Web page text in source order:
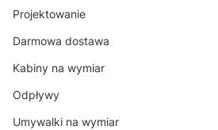
Projektowanie
Darmowa dostawa
Kabiny na wymiar
Odpływy
Umywalki na wymiar